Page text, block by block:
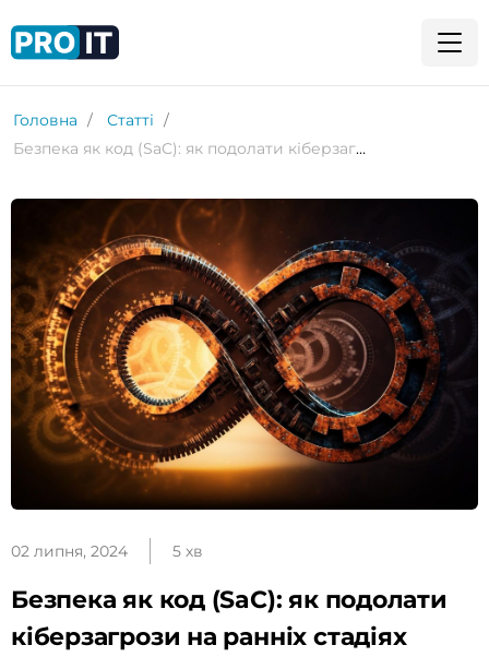
Головна
Статті
Безпека як код (SaC): як подолати кіберзагрози на ранніх стадіях
02 липня, 2024 5 хв
Безпека як код (SaC): як подолати
кіберзагрози на ранніх стадіях